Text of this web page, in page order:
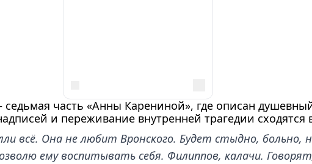
часть «Анны Карениной», где описан
и переживание внутренней трагедии сходятся
всё. Она не любит Вронского. Будет стыдно, больно,
ему воспитывать себя. Филиппов, калачи.